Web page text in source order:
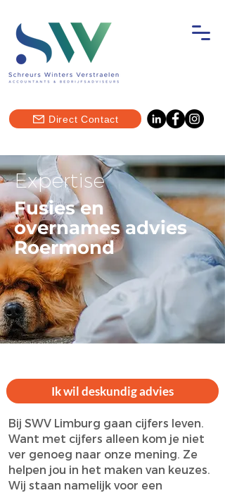
Direct Contact
Expertise
Fusies en
overnames advies
Roermond
Ik wil deskundig advies
Bij SWV Limburg gaan cijfers leven.
Want met cijfers alleen kom je niet
ver genoeg naar onze mening. Ze
helpen jou in het maken van keuzes.
Wij staan namelijk voor een